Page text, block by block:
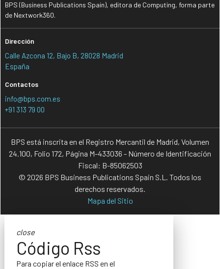
BPS (Business Publications Spain), editora de Computing, forma parte
de Nextwork360.
Dirección
Calle Azcona 12, Bajo B, 28028 Madrid
España
Contactos
info@bps.com.es
+91 313 79 00
BPS está inscrita en el Registro Mercantil de Madrid, Volumen
24.100, Folio 172, Página M-433036 - Número de Identificación
Fiscal: B-85062503
© 2026 BPS Business Publications Spain S.L. Todos los
derechos reservados.
Mapa del Sitio
close
Código Rss
Para copiar el enlace RSS en el